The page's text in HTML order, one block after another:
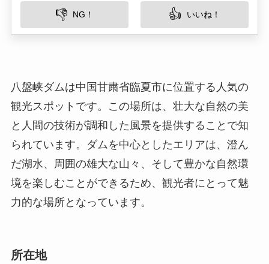
観光スポットです。この場所は、壮大な自然の美
と人間の技術が調和した風景を提供することで知
境を楽しむことができるため、観光者にとって魅
力的な場所となっています。
所在地
八盤峡ダムは甘粛省臨夏市に位置しています。臨
して知られています。ダム周辺は山脈に囲まれて